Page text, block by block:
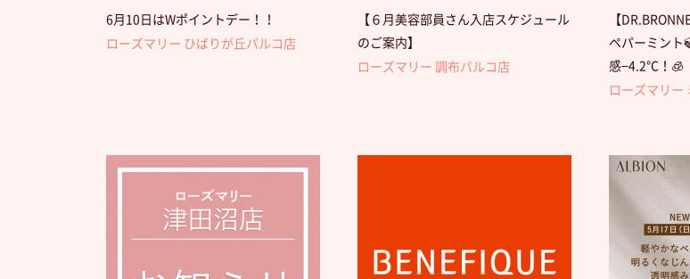
6月10日はWポイントデー！！
ローズマリー ひばりが丘パルコ店
【６月美容部員さん入店スケジュール
のご案内】
ローズマリー 調布パルコ店
【
ペパーミント
感−4.2℃！🧊
ローズマリー